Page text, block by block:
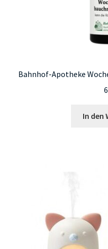
Bahnhof-Apotheke
In den